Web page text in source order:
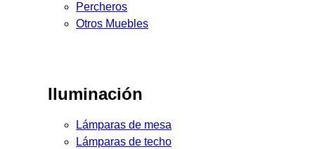
Percheros
Otros Muebles
Iluminación
Lámparas de mesa
Lámparas de techo